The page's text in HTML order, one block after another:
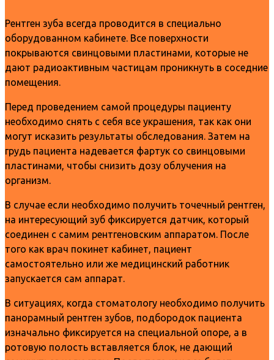
Рентген зуба всегда проводится в специально
оборудованном кабинете. Все поверхности
покрываются свинцовыми пластинами, которые не
дают радиоактивным частицам проникнуть в соседние
помещения.
Перед проведением самой процедуры пациенту
необходимо снять с себя все украшения, так как они
могут исказить результаты обследования. Затем на
грудь пациента надевается фартук со свинцовыми
пластинами, чтобы снизить дозу облучения на
организм.
В случае если необходимо получить точечный рентген,
на интересующий зуб фиксируется датчик, который
соединен с самим рентгеновским аппаратом. После
того как врач покинет кабинет, пациент
самостоятельно или же медицинский работник
запускается сам аппарат.
В ситуациях, когда стоматологу необходимо получить
панорамный рентген зубов, подбородок пациента
изначально фиксируется на специальной опоре, а в
ротовую полость вставляется блок, не дающий